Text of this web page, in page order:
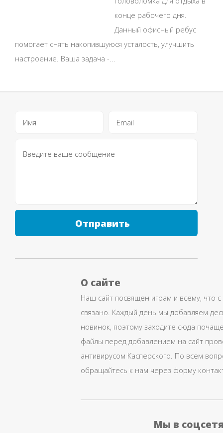
конце рабочего дня.
Данный офисный ребус
помогает снять накопившуюся усталость, улучшить
настроение. Ваша задача -...
Отправить
О сайте
Наш сайт посвящен играм и всему, что
связано. Каждый день мы добавляем
новинок, поэтому заходите сюда
файлы перед добавлением на сайт
антивирусом Касперского. По всем
обращайтесь к нам через форму
Мы в